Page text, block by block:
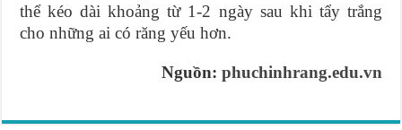
thể kéo dài khoảng từ 1-2 ngày sau khi tẩy trắng
cho những ai có răng yếu hơn.
Nguồn: phuchinhrang.edu.vn